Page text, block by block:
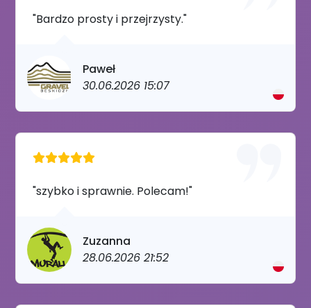
"Bardzo prosty i przejrzysty."
Paweł
30.06.2026 15:07
"szybko i sprawnie. Polecam!"
Zuzanna
28.06.2026 21:52